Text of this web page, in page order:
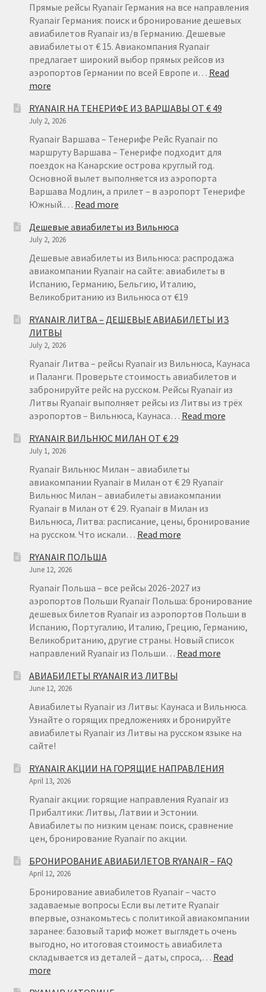
Прямые рейсы Ryanair Германия на все направления
Ryanair Германия: поиск и бронирование дешевых
авиабилетов Ryanair из/в Германию. Дешевые
авиабилеты от € 15. Авиакомпания Ryanair
предлагает широкий выбор прямых рейсов из
аэропортов Германии по всей Европе и… Read
more:
ГЕРМАНИЯ
ОТ
€
15
RYANAIR НА ТЕНЕРИФЕ ИЗ ВАРШАВЫ ОТ € 49
July 2, 2026
Ryanair Варшава – Тенерифе Рейс Ryanair по
маршруту Варшава – Тенерифе подходит для
поездок на Канарские острова круглый год.
Основной вылет выполняется из аэропорта
Варшава Модлин, а прилет – в аэропорт Тенерифе
Южный.… Read more:
НА
ИЗ
ВАРШАВЫ
ОТ
€
Дешевые авиабилеты из Вильнюса
July 2, 2026
Дешевые авиабилеты из Вильнюса: распродажа
авиакомпании Ryanair на сайте: авиабилеты в
Испанию, Германию, Бельгию, Италию,
Великобританию из Вильнюса от €19
RYANAIR ЛИТВА – ДЕШЕВЫЕ АВИАБИЛЕТЫ ИЗ
ЛИТВЫ
July 2, 2026
Ryanair Литва – рейсы Ryanair из Вильнюса, Каунаса
и Паланги. Проверьте стоимость авиабилетов и
забронируйте рейс на русском. Рейсы Ryanair из
Литвы Ryanair выполняет рейсы из Литвы из трёх
аэропортов – Вильнюса, Каунаса… Read more:
RYANAIR ВИЛЬНЮС МИЛАН ОТ € 29
July 1, 2026
Ryanair Вильнюс Милан – авиабилеты
авиакомпании Ryanair в Милан от € 29 Ryanair
Вильнюс Милан – авиабилеты авиакомпании
Ryanair в Милан от € 29. Ryanair в Милан из
Вильнюса, Литва: расписание, цены, бронирование
на русском. Что искали… Read more:
ОТ
€
29
RYANAIR ПОЛЬША
June 12, 2026
Ryanair Польша – все рейсы 2026-2027 из
аэропортов Польши Ryanair Польша: бронирование
дешевых билетов Ryanair из аэропортов Польши в
Испанию, Португалию, Италию, Грецию, Германию,
Великобританию, другие страны. Новый список
направлений Ryanair из Польши… Read more:
АВИАБИЛЕТЫ RYANAIR ИЗ ЛИТВЫ
June 12, 2026
Авиабилеты Ryanair из Литвы: Каунаса и Вильнюса.
Узнайте о горящих предложениях и бронируйте
авиабилеты Ryanair из Литвы на русском языке на
сайте!
RYANAIR АКЦИИ НА ГОРЯЩИЕ НАПРАВЛЕНИЯ
April 13, 2026
Ryanair акции: горящие направления Ryanair из
Прибалтики: Литвы, Латвии и Эстонии.
Авиабилеты по низким ценам: поиск, сравнение
цен, бронирование Ryanair по акции.
БРОНИРОВАНИЕ АВИАБИЛЕТОВ RYANAIR – FAQ
April 12, 2026
Бронирование авиабилетов Ryanair – часто
задаваемые вопросы Если вы летите Ryanair
впервые, ознакомьтесь с политикой авиакомпании
заранее: базовый тариф может выглядеть очень
выгодно, но итоговая стоимость авиабилета
складывается из деталей – даты, спроса,… Read
more: